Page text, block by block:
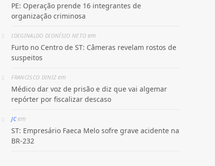
PE: Operação prende 16 integrantes de
organização criminosa
IDEGINALDO DIONÍSIO NETO em
Furto no Centro de ST: Câmeras revelam rostos de
suspeitos
FRANCISCO DINIZ em
Médico dar voz de prisão e diz que vai algemar
repórter por fiscalizar descaso
JCem
ST: Empresário Faeca Melo sofre grave acidente na
BR-232